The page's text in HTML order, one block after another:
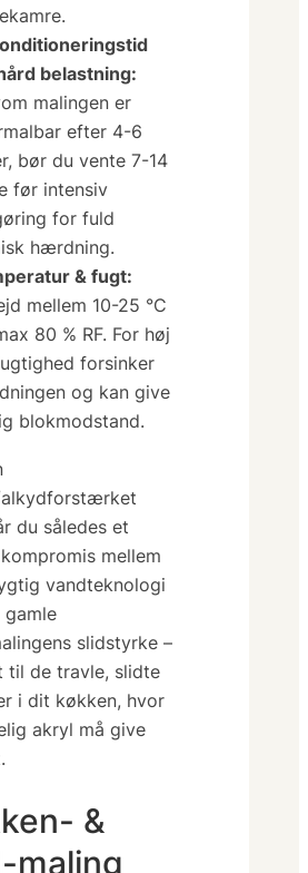
belastning:
malingen er
efter 4-6
bør du vente 7-14
før intensiv
for fuld
hærdning.
& fugt:
mellem 10-25 °C
80 % RF. For høj
forsinker
og kan give
blokmodstand.
du således et
mellem
vandteknologi
gamle
slidstyrke –
til de travle, slidte
i dit køkken, hvor
akryl må give
&
maling